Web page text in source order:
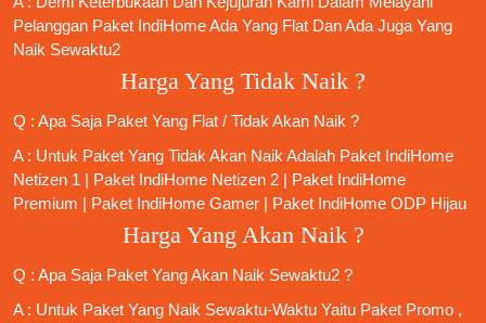
Pelanggan Paket IndiHome Ada Yang Flat Dan Ada Juga Yang
Naik Sewaktu2
Harga Yang Tidak Naik ?
Q : Apa Saja Paket Yang Flat / Tidak Akan Naik ?
A : Untuk Paket Yang Tidak Akan Naik Adalah Paket IndiHome
Netizen 1 | Paket IndiHome Netizen 2 | Paket IndiHome
Premium | Paket IndiHome Gamer | Paket IndiHome ODP Hijau
Harga Yang Akan Naik ?
Q : Apa Saja Paket Yang Akan Naik Sewaktu2 ?
A : Untuk Paket Yang Naik Sewaktu-Waktu Yaitu Paket Promo ,